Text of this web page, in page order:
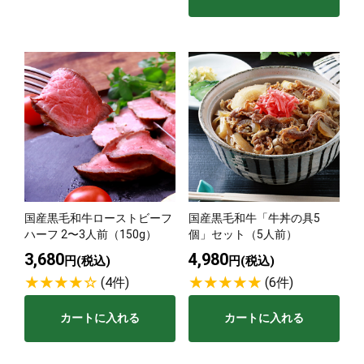
国産黒毛和牛ローストビーフ
ハーフ 2〜3人前（150g）
3,680円(税込)
(4件)
カートに入れる
国産黒毛和牛「牛丼の具5
個」セット（5人前）
4,980円(税込)
(6件)
カートに入れる